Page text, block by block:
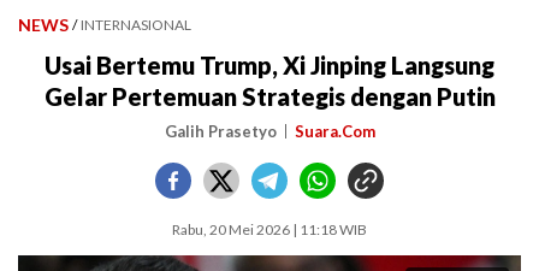
NEWS / INTERNASIONAL
Usai Bertemu Trump, Xi Jinping Langsung
Gelar Pertemuan Strategis dengan Putin
Galih Prasetyo Suara.Com
Rabu, 20 Mei 2026 | 11:18 WIB